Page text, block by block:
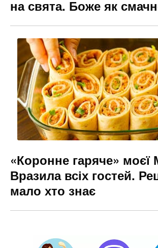
на свята. Боже як
«Коронне гаряче»
Вразила всіх гостей.
мало хто знає